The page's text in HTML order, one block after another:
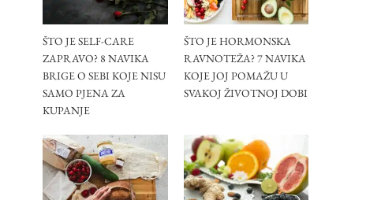
ŠTO JE SELF-CARE
ZAPRAVO? 8 NAVIKA
BRIGE O SEBI KOJE NISU
SAMO PJENA ZA
KUPANJE
ŠTO JE HORMONSKA
RAVNOTEŽA? 7 NAVIKA
KOJE JOJ POMAŽU U
SVAKOJ ŽIVOTNOJ DOBI